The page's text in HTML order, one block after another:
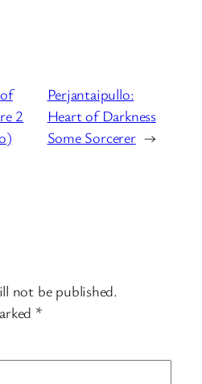
2
Perjantaipullo:
Heart of Darkness
Some Sorcerer →
not be published.
*